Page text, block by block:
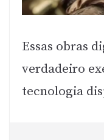
Essas obras
verdadeiro
tecnologia